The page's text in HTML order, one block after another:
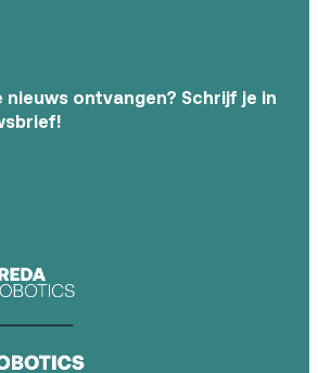
ontvangen? Schrijf je in